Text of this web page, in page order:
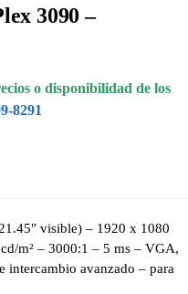
3090 –
o disponibilidad de los
8291
visible) – 1920 x 1080
m² – 3000:1 – 5 ms – VGA,
intercambio avanzado – para